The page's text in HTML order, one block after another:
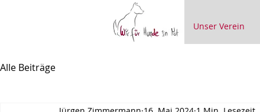
Unser Verein
Alle Beiträge